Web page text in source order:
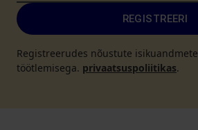
REGISTREERI
Registreerudes nõustute isikuandmete
töötlemisega. privaatsuspoliitikas.